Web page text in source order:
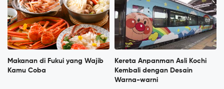
Makanan di Fukui yang Wajib
Kamu Coba
Kereta Anpanman Asli Kochi
Kembali dengan Desain
Warna-warni